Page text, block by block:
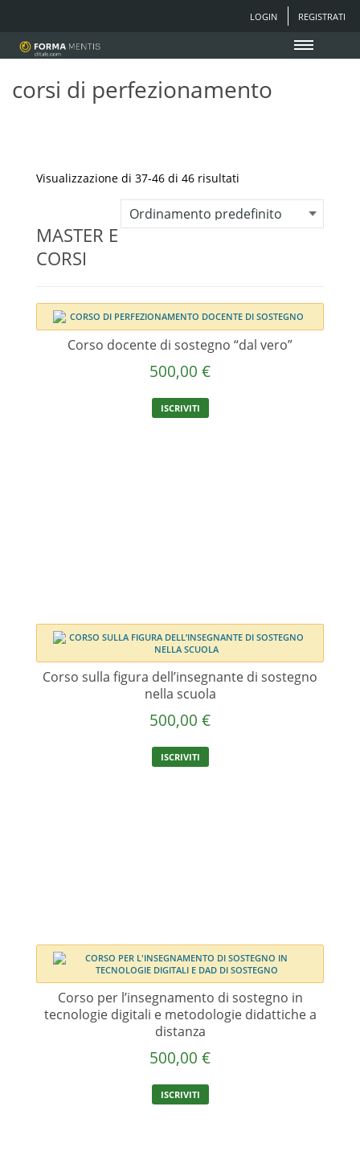
LOGIN REGISTRATI
corsi di perfezionamento
Visualizzazione di 37-46 di 46 risultati
MASTER E
CORSI
Corso docente di sostegno “dal vero”
500,00 €
ISCRIVITI
Corso sulla figura dell’insegnante di sostegno
nella scuola
500,00 €
ISCRIVITI
Corso per l’insegnamento di sostegno in
tecnologie digitali e metodologie didattiche a
distanza
500,00 €
ISCRIVITI